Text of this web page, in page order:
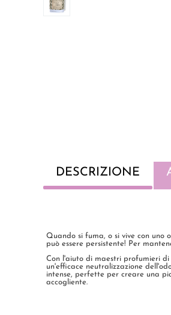
DESCRIZIONE
Quando si fuma, o si vive con
può essere persistente! Per
Con l'aiuto di maestri profumieri
un'efficace neutralizzazione
intense, perfette per creare una
accogliente.